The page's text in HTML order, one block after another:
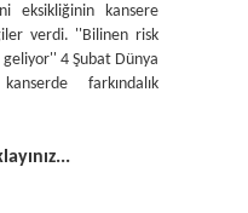
eksikliğinin kansere
verdi. ''Bilinen risk
4 Şubat Dünya
farkındalık